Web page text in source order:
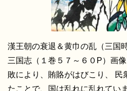
漢王朝の衰退＆黄巾の乱（三国
三国志（１巻５７～６０P）画
敗により、賄賂がはびこり、 民
たことで、国は乱れに乱れて